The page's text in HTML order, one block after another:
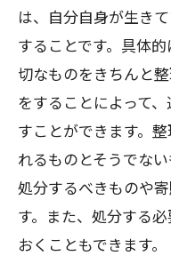
は、自分自身が生き
することです。具体
切なものをきちんと
をすることによって
すことができます。
れるものとそうでな
処分するべきものや
す。また、処分する
おくこともできます